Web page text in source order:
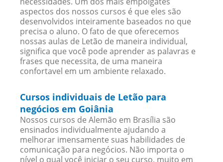
aspectos dos nossos cursos é que eles são
desenvolvidos inteiramente baseados no que
precisa o aluno. O fato de que oferecemos
nossas aulas de Letão de maneira individual,
significa que você pode aprender as palavras e
frases que necessita, de uma maneira
confortavel em um ambiente relaxado.
Cursos individuais de Letão para
negócios em Goiânia
Nossos cursos de Alemão em Brasília são
ensinados individualmente ajudando a
melhorar imensamente suas habilidades de
comunicação para negócios. Não importa o
nível o qual você iniciar o seu curso, muito em